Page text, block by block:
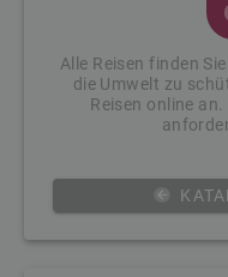
Alle Reisen finden
die Umwelt zu
Reisen online